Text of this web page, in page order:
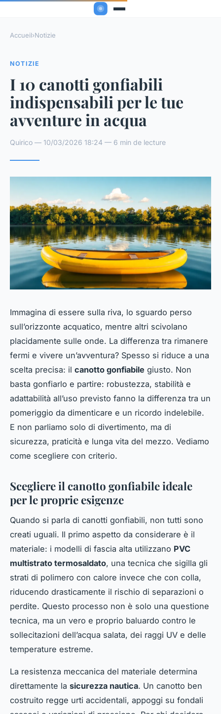
Accueil›Notizie
NOTIZIE
I 10 canotti gonfiabili
indispensabili per le tue
avventure in acqua
Quirico — 10/03/2026 18:24 — 6 min de lecture
Immagina di essere sulla riva, lo sguardo perso
sull’orizzonte acquatico, mentre altri scivolano
placidamente sulle onde. La differenza tra rimanere
fermi e vivere un’avventura? Spesso si riduce a una
scelta precisa: il canotto gonfiabile giusto. Non
basta gonfiarlo e partire: robustezza, stabilità e
adattabilità all’uso previsto fanno la differenza tra un
pomeriggio da dimenticare e un ricordo indelebile.
E non parliamo solo di divertimento, ma di
sicurezza, praticità e lunga vita del mezzo. Vediamo
come scegliere con criterio.
Scegliere il canotto gonfiabile ideale
per le proprie esigenze
Quando si parla di canotti gonfiabili, non tutti sono
creati uguali. Il primo aspetto da considerare è il
materiale: i modelli di fascia alta utilizzano PVC
multistrato termosaldato, una tecnica che sigilla gli
strati di polimero con calore invece che con colla,
riducendo drasticamente il rischio di separazioni o
perdite. Questo processo non è solo una questione
tecnica, ma un vero e proprio baluardo contro le
sollecitazioni dell’acqua salata, dei raggi UV e delle
temperature estreme.
La resistenza meccanica del materiale determina
direttamente la sicurezza nautica. Un canotto ben
costruito regge urti accidentali, appoggi su fondali